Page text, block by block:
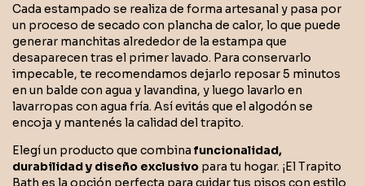
Cada estampado se realiza de forma artesanal y pasa por
un proceso de secado con plancha de calor, lo que puede
generar manchitas alrededor de la estampa que
desaparecen tras el primer lavado. Para conservarlo
impecable, te recomendamos dejarlo reposar 5 minutos
en un balde con agua y lavandina, y luego lavarlo en
lavarropas con agua fría. Así evitás que el algodón se
encoja y mantenés la calidad del trapito.
Elegí un producto que combina funcionalidad,
durabilidad y diseño exclusivo para tu hogar. ¡El Trapito
Bath es la opción perfecta para cuidar tus pisos con estilo